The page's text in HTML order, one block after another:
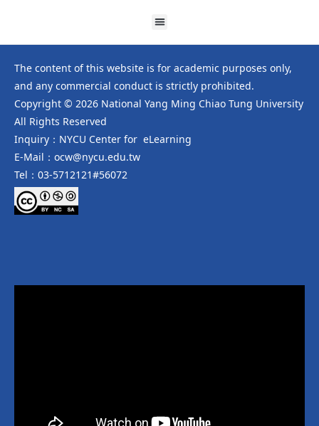
The content of this website is for academic purposes only,
and any commercial conduct is strictly prohibited.
Copyright © 2026 National Yang Ming Chiao Tung University
All Rights Reserved
Inquiry：NYCU Center for eLearning
E-Mail：ocw@nycu.edu.tw
Tel：03-5712121#56072